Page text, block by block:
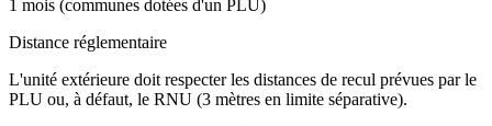
1 mois (communes dotées d'un PLU)
Distance réglementaire
L'unité extérieure doit respecter les distances de recul prévues par le
PLU ou, à défaut, le RNU (3 mètres en limite séparative).